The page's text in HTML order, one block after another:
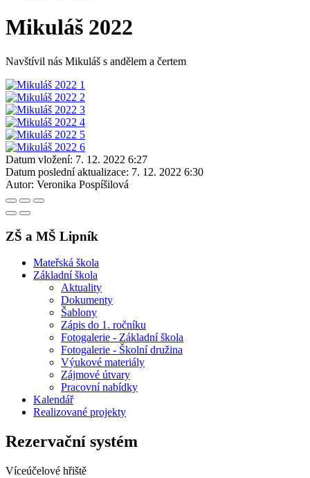
Mikuláš 2022
Navštívil nás Mikuláš s andělem a čertem
Datum vložení: 7. 12. 2022 6:27
Datum poslední aktualizace: 7. 12. 2022 6:30
Autor: Veronika Pospíšilová
ZŠ a MŠ Lipník
Mateřská škola
Základní škola
Aktuality
Dokumenty
Šablony
Zápis do 1. ročníku
Fotogalerie - Základní škola
Fotogalerie - Školní družina
Výukové materiály
Zájmové útvary
Pracovní nabídky
Kalendář
Realizované projekty
Rezervační systém
Víceúčelové hřiště